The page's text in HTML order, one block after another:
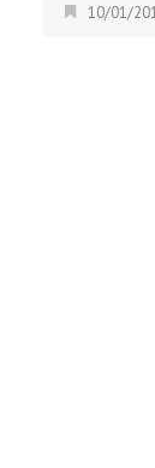
10/01/